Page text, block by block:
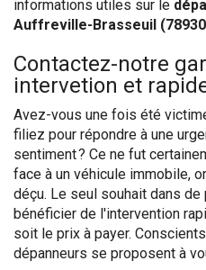
informations utiles sur le
Auffreville-Brasseuil
Contactez-notre
intervetion et
Avez-vous une fois été
filiez pour répondre à une
sentiment ? Ce ne fut
face à un véhicule immobile,
déçu. Le seul souhait dans
bénéficier de l'intervention
soit le prix à payer.
dépanneurs se proposent à